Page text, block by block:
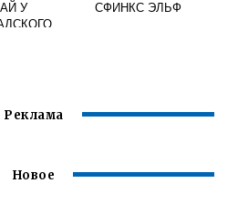
У
СФИНКС ЭЛЬФ
Реклама
Новое